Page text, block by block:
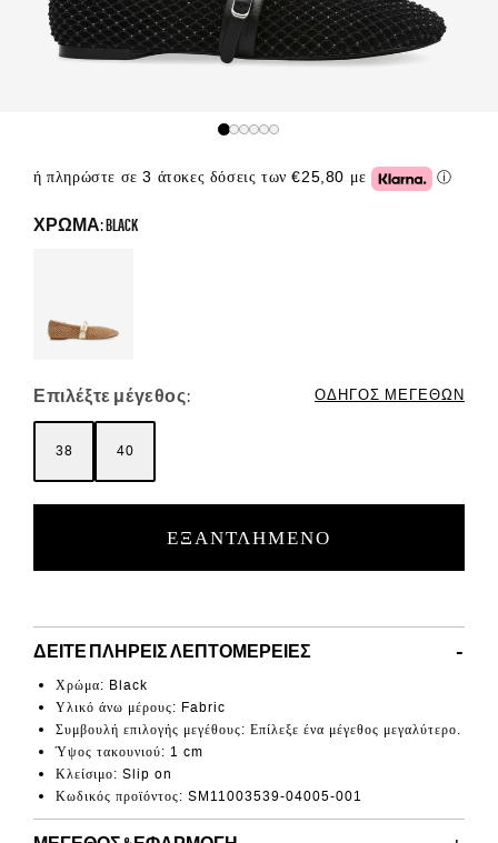
ή πληρώστε σε 3 άτοκες δόσεις των €25,80 με
ⓘ
ΧΡΏΜΑ: BLACK
Επιλέξτε μέγεθος: ΟΔΗΓΌΣ ΜΕΓΕΘΏΝ
38 40
ΕΞΑΝΤΛΗΜΈΝΟ
ΔΕΊΤΕ ΠΛΉΡΕΙΣ ΛΕΠΤΟΜΈΡΕΙΕΣ
Χρώμα: Black
Υλικό άνω μέρους: Fabric
Συμβουλή επιλογής μεγέθους: Επίλεξε ένα μέγεθος μεγαλύτερο.
Ύψος τακουνιού: 1 cm
Κλείσιμο: Slip on
Κωδικός προϊόντος: SM11003539-04005-001